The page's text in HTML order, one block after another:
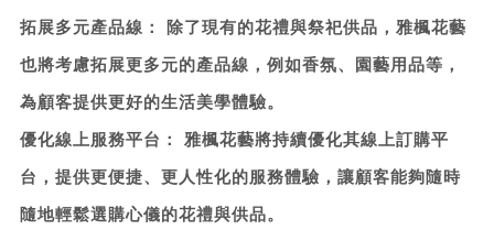
拓展多元產品線： 除了現有的花禮與祭祀供品，雅楓花藝
也將考慮拓展更多元的產品線，例如香氛、園藝用品等，
為顧客提供更好的生活美學體驗。
優化線上服務平台： 雅楓花藝將持續優化其線上訂購平
台，提供更便捷、更人性化的服務體驗，讓顧客能夠隨時
隨地輕鬆選購心儀的花禮與供品。